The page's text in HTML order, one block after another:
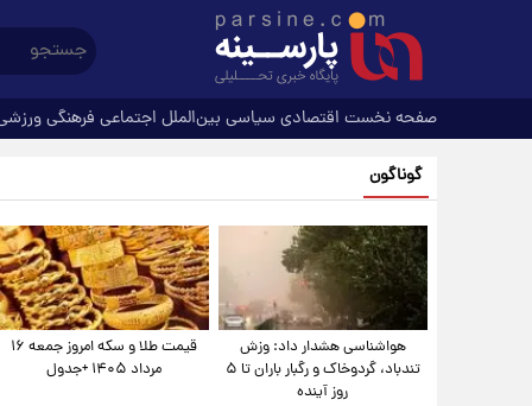
صفحه نخست اقتصادی سیاسی بین‌الملل اجتماعی فرهنگی
گوناگون
هواشناسی هشدار داد: وزش
تندباد، گردوخاک و رگبار باران تا ۵
روز آینده
قیمت طلا و سکه امروز جمعه ۱۶
مرداد ۱۴۰۵ +جدول